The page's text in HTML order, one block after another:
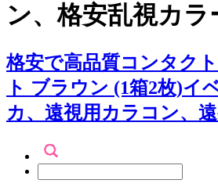
ン、格安乱視カ
格安で高品質コンタク
ト ブラウン (1箱2枚)
カ、遠視用カラコン、